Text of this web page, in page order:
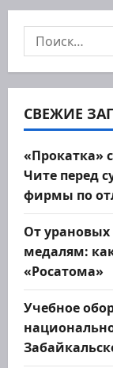
и
я
п
о
з
а
п
и
с
я
м
Найти:
СВЕЖИЕ
«Прокатка»
Чите перед
фирмы по
От
медалям:
«Росатома»
Учебное